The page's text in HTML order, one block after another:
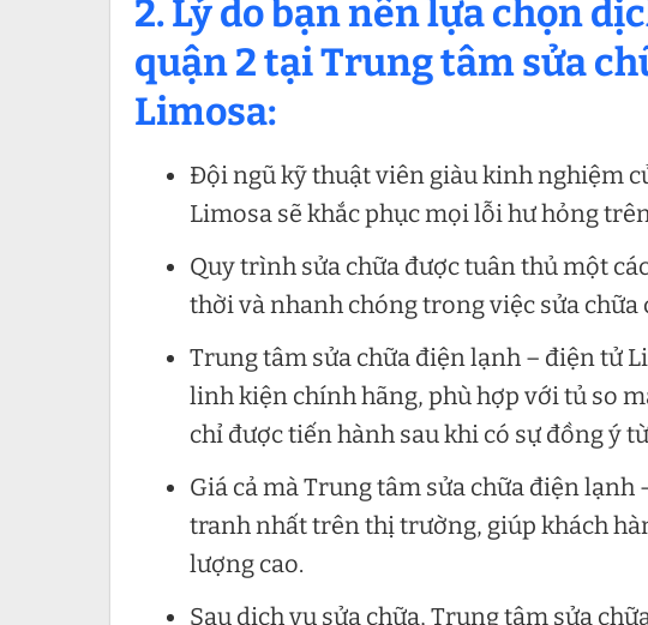
2. Lý do bạn nên lựa chọn
quận 2 tại Trung tâm sửa
Limosa:
Đội ngũ kỹ thuật viên giàu kinh nghiệm
Limosa sẽ khắc phục mọi lỗi hư hỏng
Quy trình sửa chữa được tuân thủ một
thời và nhanh chóng trong việc sửa chữa
Trung tâm sửa chữa điện lạnh – điện tử
linh kiện chính hãng, phù hợp với tủ so
chỉ được tiến hành sau khi có sự đồng ý
Giá cả mà Trung tâm sửa chữa điện
tranh nhất trên thị trường, giúp khách
lượng cao.
Sau dịch vụ sửa chữa, Trung tâm sửa